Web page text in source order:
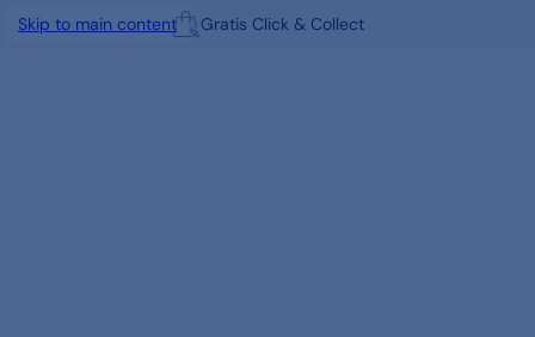
Skip to main content Gratis Click & Collect